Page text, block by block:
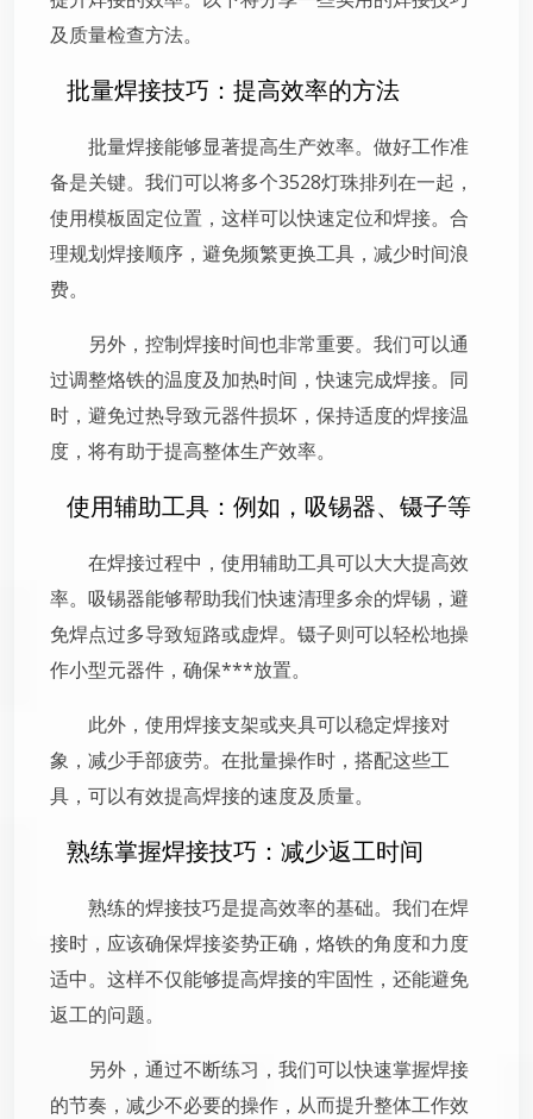
及质量检查方法。
批量焊接技巧：提高效率的方法
批量焊接能够显著提高生产效率。做好工作准
备是关键。我们可以将多个3528灯珠排列在一起，
使用模板固定位置，这样可以快速定位和焊接。合
理规划焊接顺序，避免频繁更换工具，减少时间浪
费。
另外，控制焊接时间也非常重要。我们可以通
过调整烙铁的温度及加热时间，快速完成焊接。同
时，避免过热导致元器件损坏，保持适度的焊接温
度，将有助于提高整体生产效率。
使用辅助工具：例如，吸锡器、镊子等
在焊接过程中，使用辅助工具可以大大提高效
率。吸锡器能够帮助我们快速清理多余的焊锡，避
免焊点过多导致短路或虚焊。镊子则可以轻松地操
作小型元器件，确保***放置。
此外，使用焊接支架或夹具可以稳定焊接对
象，减少手部疲劳。在批量操作时，搭配这些工
具，可以有效提高焊接的速度及质量。
熟练掌握焊接技巧：减少返工时间
熟练的焊接技巧是提高效率的基础。我们在焊
接时，应该确保焊接姿势正确，烙铁的角度和力度
适中。这样不仅能够提高焊接的牢固性，还能避免
返工的问题。
另外，通过不断练习，我们可以快速掌握焊接
的节奏，减少不必要的操作，从而提升整体工作效